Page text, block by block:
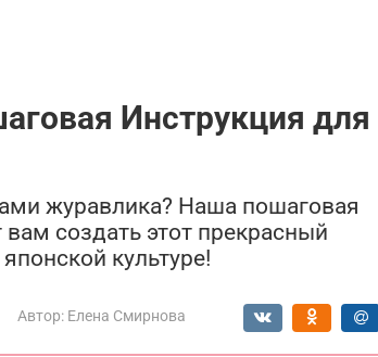
Инструкция для
журавлика? Наша пошаговая
создать этот прекрасный
культуре!
Автор: Елена Смирнова